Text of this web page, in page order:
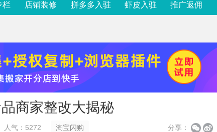
栏 店铺装修 拼多多入驻 虾皮入驻 推广返佣
商家整改大揭秘
人气：5272 淘宝闪购 分享：